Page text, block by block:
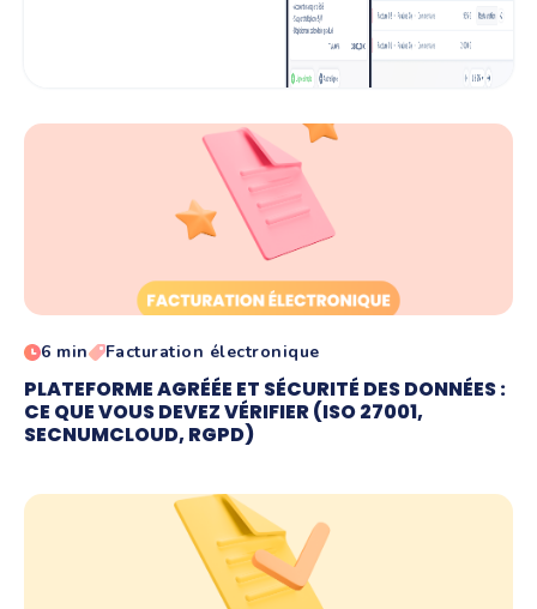
6 min Facturation électronique
PLATEFORME AGRÉÉE ET SÉCURITÉ DES DONNÉES :
CE QUE VOUS DEVEZ VÉRIFIER (ISO 27001,
SECNUMCLOUD, RGPD)